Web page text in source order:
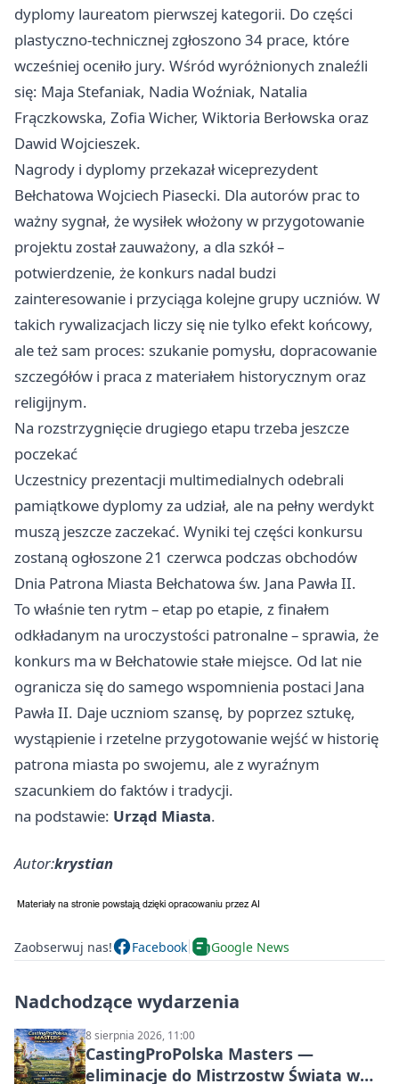
dyplomy laureatom pierwszej kategorii. Do części
plastyczno-technicznej zgłoszono 34 prace, które
wcześniej oceniło jury. Wśród wyróżnionych znaleźli
się: Maja Stefaniak, Nadia Woźniak, Natalia
Frączkowska, Zofia Wicher, Wiktoria Berłowska oraz
Dawid Wojcieszek.
Nagrody i dyplomy przekazał wiceprezydent
Bełchatowa Wojciech Piasecki. Dla autorów prac to
ważny sygnał, że wysiłek włożony w przygotowanie
projektu został zauważony, a dla szkół –
potwierdzenie, że konkurs nadal budzi
zainteresowanie i przyciąga kolejne grupy uczniów. W
takich rywalizacjach liczy się nie tylko efekt końcowy,
ale też sam proces: szukanie pomysłu, dopracowanie
szczegółów i praca z materiałem historycznym oraz
religijnym.
Na rozstrzygnięcie drugiego etapu trzeba jeszcze
poczekać
Uczestnicy prezentacji multimedialnych odebrali
pamiątkowe dyplomy za udział, ale na pełny werdykt
muszą jeszcze zaczekać. Wyniki tej części konkursu
zostaną ogłoszone 21 czerwca podczas obchodów
Dnia Patrona Miasta Bełchatowa św. Jana Pawła II.
To właśnie ten rytm – etap po etapie, z finałem
odkładanym na uroczystości patronalne – sprawia, że
konkurs ma w Bełchatowie stałe miejsce. Od lat nie
ogranicza się do samego wspomnienia postaci Jana
Pawła II. Daje uczniom szansę, by poprzez sztukę,
wystąpienie i rzetelne przygotowanie wejść w historię
patrona miasta po swojemu, ale z wyraźnym
szacunkiem do faktów i tradycji.
na podstawie: Urząd Miasta.
Autor:krystian
Zaobserwuj nas! Facebook Google News
Nadchodzące wydarzenia
8 sierpnia 2026, 11:00
CastingProPolska Masters —
eliminacje do Mistrzostw Świata w